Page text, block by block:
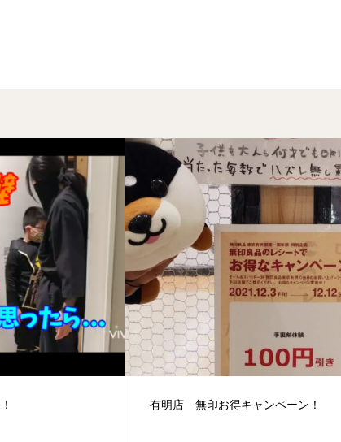
ャンペーン！ スキーシーズン